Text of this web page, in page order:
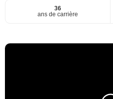
36
ans de carrière